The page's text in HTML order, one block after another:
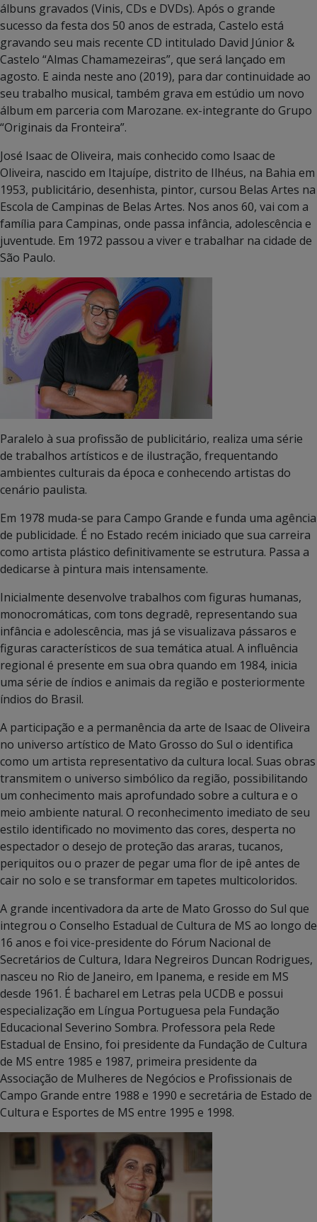
álbuns gravados (Vinis, CDs e DVDs). Após o grande
sucesso da festa dos 50 anos de estrada, Castelo está
gravando seu mais recente CD intitulado David Júnior &
Castelo “Almas Chamamezeiras”, que será lançado em
agosto. E ainda neste ano (2019), para dar continuidade ao
seu trabalho musical, também grava em estúdio um novo
álbum em parceria com Marozane. ex-integrante do Grupo
“Originais da Fronteira”.
José Isaac de Oliveira, mais conhecido como Isaac de
Oliveira, nascido em Itajuípe, distrito de Ilhéus, na Bahia em
1953, publicitário, desenhista, pintor, cursou Belas Artes na
Escola de Campinas de Belas Artes. Nos anos 60, vai com a
família para Campinas, onde passa infância, adolescência e
juventude. Em 1972 passou a viver e trabalhar na cidade de
São Paulo.
Paralelo à sua profissão de publicitário, realiza uma série
de trabalhos artísticos e de ilustração, frequentando
ambientes culturais da época e conhecendo artistas do
cenário paulista.
Em 1978 muda-­se para Campo Grande e funda uma agência
de publicidade. É no Estado recém iniciado que sua carreira
como artista plástico definitivamente se estrutura. Passa a
dedicar­se à pintura mais intensamente.
Inicialmente desenvolve trabalhos com figuras humanas,
monocromáticas, com tons degradê, representando sua
infância e adolescência, mas já se visualizava pássaros e
figuras característicos de sua temática atual. A influência
regional é presente em sua obra quando em 1984, inicia
uma série de índios e animais da região e posteriormente
índios do Brasil.
A participação e a permanência da arte de Isaac de Oliveira
no universo artístico de Mato Grosso do Sul o identifica
como um artista representativo da cultura local. Suas obras
transmitem o universo simbólico da região, possibilitando
um conhecimento mais aprofundado sobre a cultura e o
meio ambiente natural. O reconhecimento imediato de seu
estilo identificado no movimento das cores, desperta no
espectador o desejo de proteção das araras, tucanos,
periquitos ou o prazer de pegar uma flor de ipê antes de
cair no solo e se transformar em tapetes multicoloridos.
A grande incentivadora da arte de Mato Grosso do Sul que
integrou o Conselho Estadual de Cultura de MS ao longo de
16 anos e foi vice-presidente do Fórum Nacional de
Secretários de Cultura, Idara Negreiros Duncan Rodrigues,
nasceu no Rio de Janeiro, em Ipanema, e reside em MS
desde 1961. É bacharel em Letras pela UCDB e possui
especialização em Língua Portuguesa pela Fundação
Educacional Severino Sombra. Professora pela Rede
Estadual de Ensino, foi presidente da Fundação de Cultura
de MS entre 1985 e 1987, primeira presidente da
Associação de Mulheres de Negócios e Profissionais de
Campo Grande entre 1988 e 1990 e secretária de Estado de
Cultura e Esportes de MS entre 1995 e 1998.